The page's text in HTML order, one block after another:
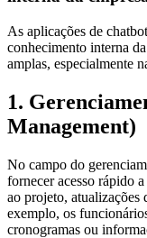
As aplicações de
conhecimento interna
amplas, especialmente
1.
Management)
No campo do
fornecer acesso rápido
ao projeto, atualizações
exemplo, os
cronogramas ou